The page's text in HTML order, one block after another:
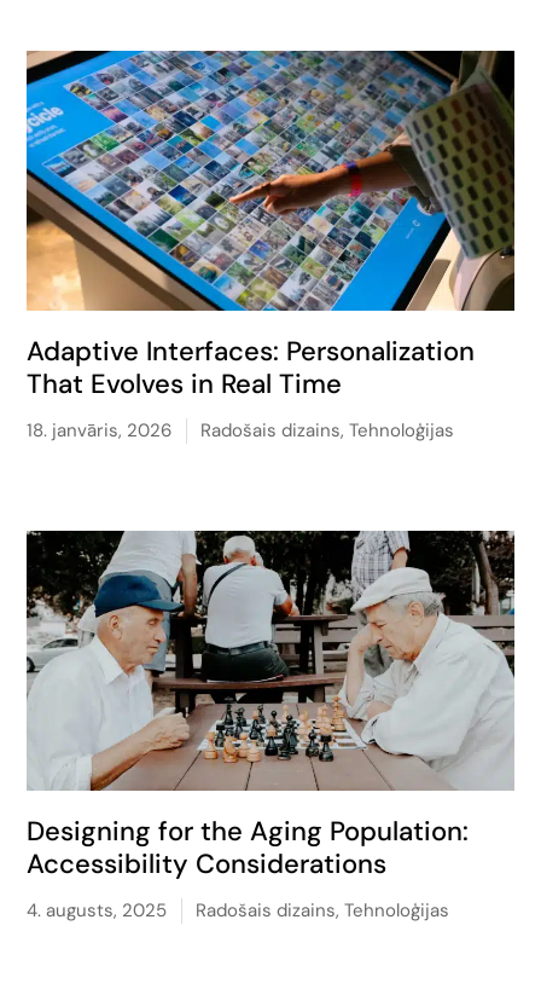
Adaptive Interfaces: Personalization
That Evolves in Real Time
18. janvāris, 2026 Radošais dizains,Tehnoloģijas
Designing for the Aging Population:
Accessibility Considerations
4. augusts, 2025 Radošais dizains,Tehnoloģijas